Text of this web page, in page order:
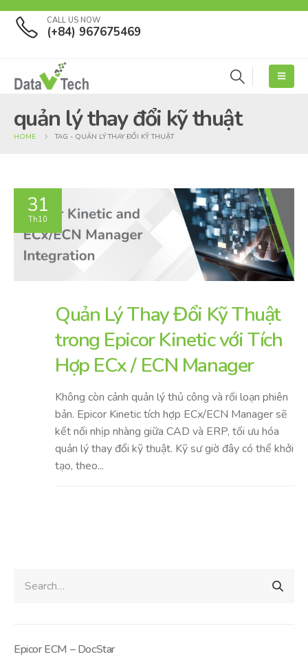
CALL US NOW
(+84) 967675469
quản lý thay đổi kỹ thuật
HOME TAG - QUẢN LÝ THAY ĐỔI KỸ THUẬT
31
Th10
Quản Lý Thay Đổi Kỹ Thuật
trong Epicor Kinetic với Tích
Hợp ECx / ECN Manager
Không còn cảnh quản lý thủ công và rối loạn phiên
bản. Epicor Kinetic tích hợp ECx/ECN Manager sẽ
kết nối nhịp nhàng giữa CAD và ERP, tối ưu hóa
quản lý thay đổi kỹ thuật. Kỹ sư giờ đây có thể khởi
tạo, theo...
Epicor ECM – DocStar